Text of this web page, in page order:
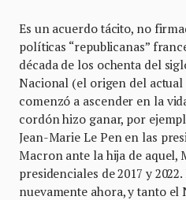
Es un acuerdo tácito, no
políticas “republicanas”
década de los ochenta del
Nacional (el origen del
comenzó a ascender en la
cordón hizo ganar, por
Jean-Marie Le Pen en las
Macron ante la hija de aquel,
presidenciales de 2017 y
nuevamente ahora, y tanto